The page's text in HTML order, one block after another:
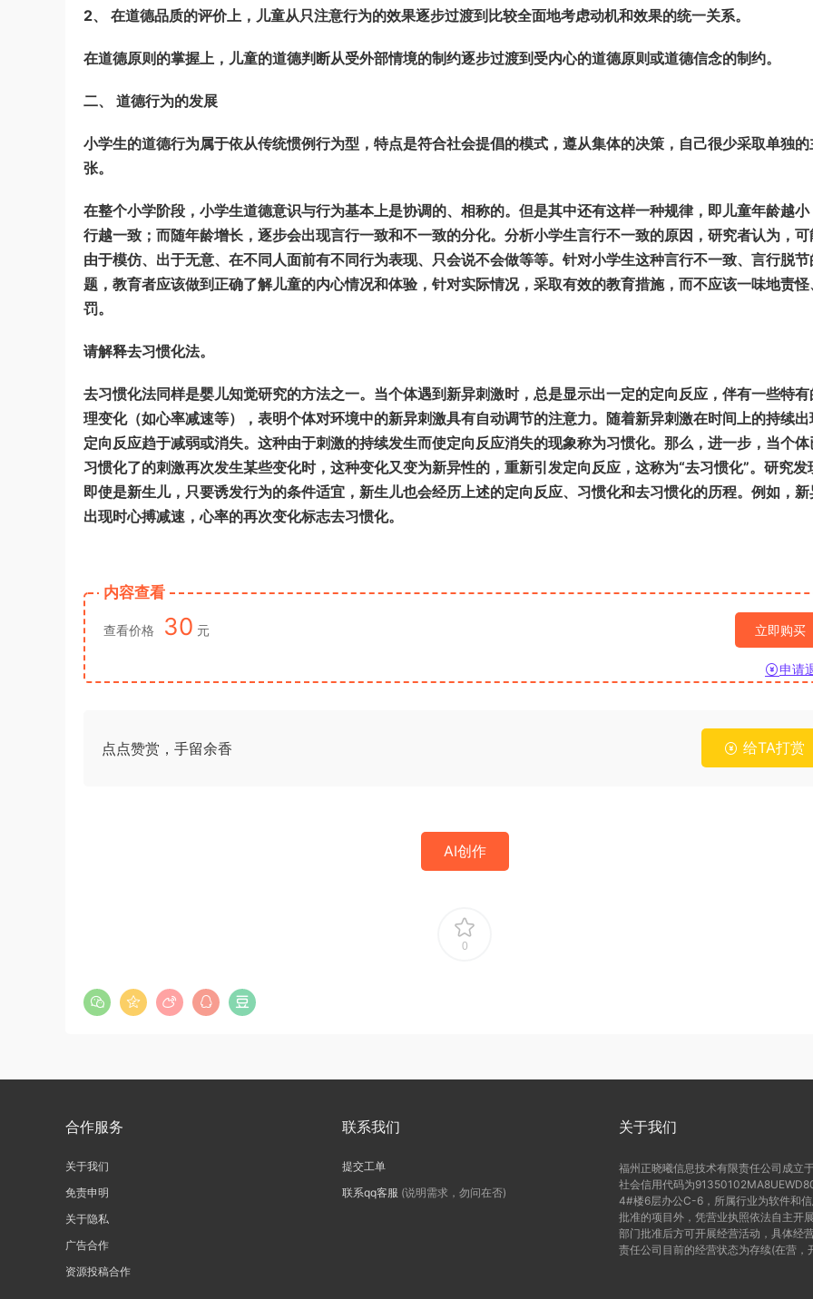
2、 在道德品质的评价上，儿童从只注意行为的效果逐步过渡到比较全面地考虑动机和效果的统一关系。
在道德原则的掌握上，儿童的道德判断从受外部情境的制约逐步过渡到受内心的道德原则或道德信念的制约。
二、 道德行为的发展
小学生的道德行为属于依从传统惯例行为型，特点是符合社会提倡的模式，遵从集体的决策，自己很少采取单独的
张。
在整个小学阶段，小学生道德意识与行为基本上是协调的、相称的。但是其中还有这样一种规律，即儿童年龄越小
行越一致；而随年龄增长，逐步会出现言行一致和不一致的分化。分析小学生言行不一致的原因，研究者认为，可
由于模仿、出于无意、在不同人面前有不同行为表现、只会说不会做等等。针对小学生这种言行不一致、言行脱节
题，教育者应该做到正确了解儿童的内心情况和体验，针对实际情况，采取有效的教育措施，而不应该一味地责怪
罚。
请解释去习惯化法。
去习惯化法同样是婴儿知觉研究的方法之一。当个体遇到新异刺激时，总是显示出一定的定向反应，伴有一些特有
理变化（如心率减速等），表明个体对环境中的新异刺激具有自动调节的注意力。随着新异刺激在时间上的持续出
定向反应趋于减弱或消失。这种由于刺激的持续发生而使定向反应消失的现象称为习惯化。那么，进一步，当个体
习惯化了的刺激再次发生某些变化时，这种变化又变为新异性的，重新引发定向反应，这称为“去习惯化”。研究发
即使是新生儿，只要诱发行为的条件适宜，新生儿也会经历上述的定向反应、习惯化和去习惯化的历程。例如，新
出现时心搏减速，心率的再次变化标志去习惯化。
内容查看
查看价格 30 元 立即购买
申请
点点赞赏，手留余香 给TA打赏
AI创作
0
合作服务
关于我们
免责申明
关于隐私
广告合作
资源投稿合作
联系我们
提交工单
联系qq客服 (说明需求，勿问在否)
关于我们
福州正晓曦信息技术有限责任公司成
社会信用代码为
4#楼6层办公C-6，所属行业为软件和
批准的项目外，凭营业执照依法自主开
部门批准后方可开展经营活动，具体经
责任公司目前的经营状态为存续(在营，